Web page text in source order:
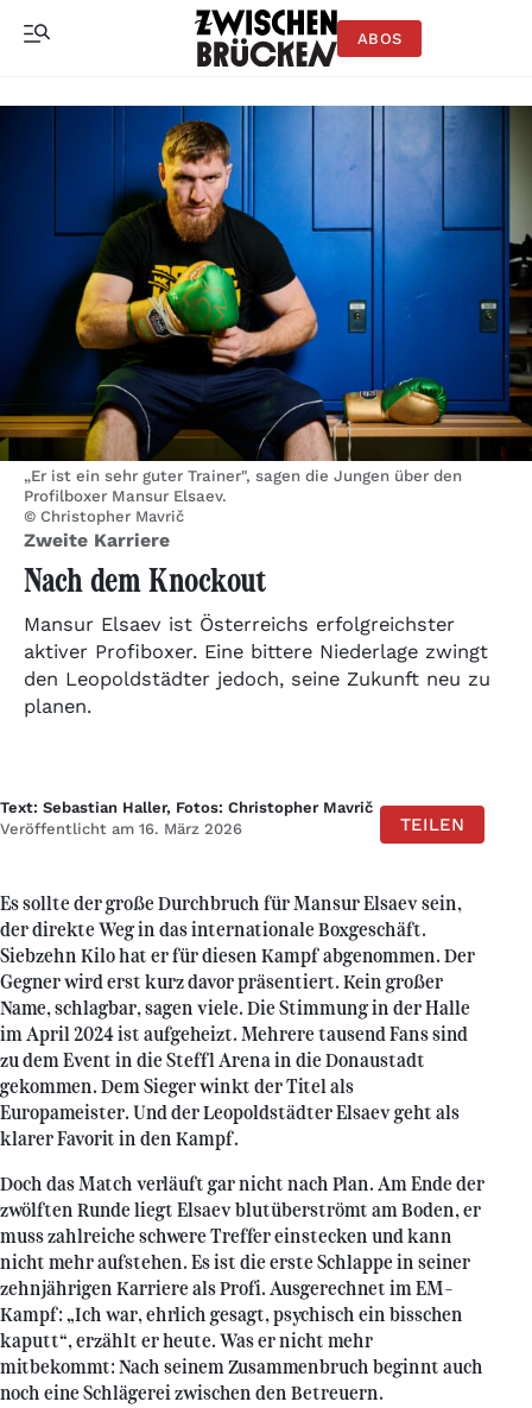
ABOS
„Er ist ein sehr guter Trainer", sagen die Jungen über den
Profilboxer Mansur Elsaev.
© Christopher Mavrič
Zweite Karriere
Nach dem Knockout
Mansur Elsaev ist Österreichs erfolgreichster
aktiver Profiboxer. Eine bittere Niederlage zwingt
den Leopoldstädter jedoch, seine Zukunft neu zu
planen.
Text: Sebastian Haller, Fotos: Christopher Mavrič
Veröffentlicht am 16. März 2026
TEILEN
Es sollte der große Durchbruch für Mansur Elsaev sein,
der direkte Weg in das internationale Boxgeschäft.
Siebzehn Kilo hat er für diesen Kampf abgenommen. Der
Gegner wird erst kurz davor präsentiert. Kein großer
Name, schlagbar, sagen viele. Die Stimmung in der Halle
im April 2024 ist aufgeheizt. Mehrere tausend Fans sind
zu dem Event in die Steffl Arena in die Donaustadt
gekommen. Dem Sieger winkt der Titel als
Europameister. Und der Leopoldstädter Elsaev geht als
klarer Favorit in den Kampf.
Doch das Match verläuft gar nicht nach Plan. Am Ende der
zwölften Runde liegt Elsaev blutüberströmt am Boden, er
muss zahlreiche schwere Treffer einstecken und kann
nicht mehr aufstehen. Es ist die erste Schlappe in seiner
zehnjährigen Karriere als Profi. Ausgerechnet im EM-
Kampf: „Ich war, ehrlich gesagt, psychisch ein bisschen
kaputt“, erzählt er heute. Was er nicht mehr
mitbekommt: Nach seinem Zusammenbruch beginnt auch
noch eine Schlägerei zwischen den Betreuern.